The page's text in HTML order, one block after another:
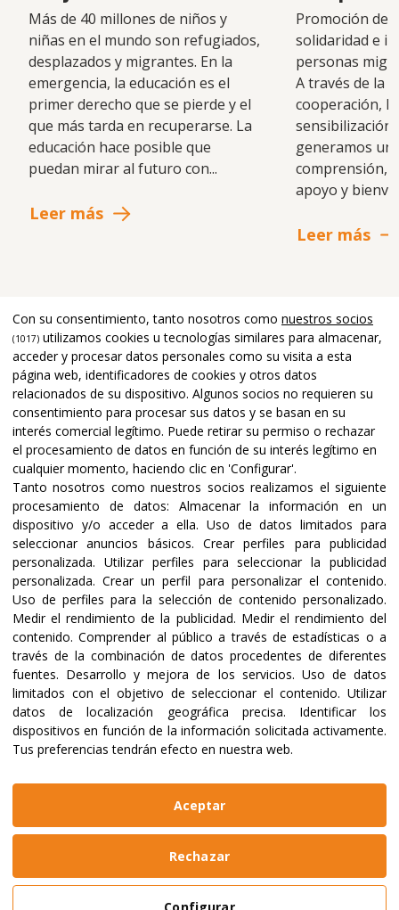
Más de 40 millones de niños y
niñas en el mundo son refugiados,
desplazados y migrantes. En la
emergencia, la educación es el
primer derecho que se pierde y el
que más tarda en recuperarse. La
educación hace posible que
puedan mirar al futuro con...
Leer más
Promoción de
solidaridad e
personas
A través de la
cooperación,
sensibilización
generamos un
comprensión,
apoyo y
Leer más
Últimas noticias
17/08/2026
Acompañar
procesos para
reconstruir el futuro
Leer más
03/08/2026
Las
medio de
Leer más
Con su consentimiento, tanto nosotros como nuestros socios
(1017) utilizamos cookies u tecnologías similares para almacenar,
acceder y procesar datos personales como su visita a esta
página web, identificadores de cookies y otros datos
relacionados de su dispositivo. Algunos socios no requieren su
consentimiento para procesar sus datos y se basan en su
interés comercial legítimo. Puede retirar su permiso o rechazar
el procesamiento de datos en función de su interés legítimo en
cualquier momento, haciendo clic en 'Configurar'.
Tanto nosotros como nuestros socios realizamos el siguiente
procesamiento de datos: Almacenar la información en un
dispositivo y/o acceder a ella. Uso de datos limitados para
seleccionar anuncios básicos.Crear perfiles para publicidad
personalizada. Utilizar perfiles para seleccionar la publicidad
personalizada.Crear un perfil para personalizar el contenido.
Uso de perfiles para la selección de contenido personalizado.
Medir el rendimiento de la publicidad. Medir el rendimiento del
contenido.Comprender al público a través de estadísticas o a
través de la combinación de datos procedentes de diferentes
fuentes. Desarrollo y mejora de los servicios. Uso de datos
limitados con el objetivo de seleccionar el contenido. Utilizar
datos de localización geográfica precisa. Identificar los
dispositivos en función de la información solicitada activamente.
Tus preferencias tendrán efecto en nuestra web.
Rechazar
Aceptar